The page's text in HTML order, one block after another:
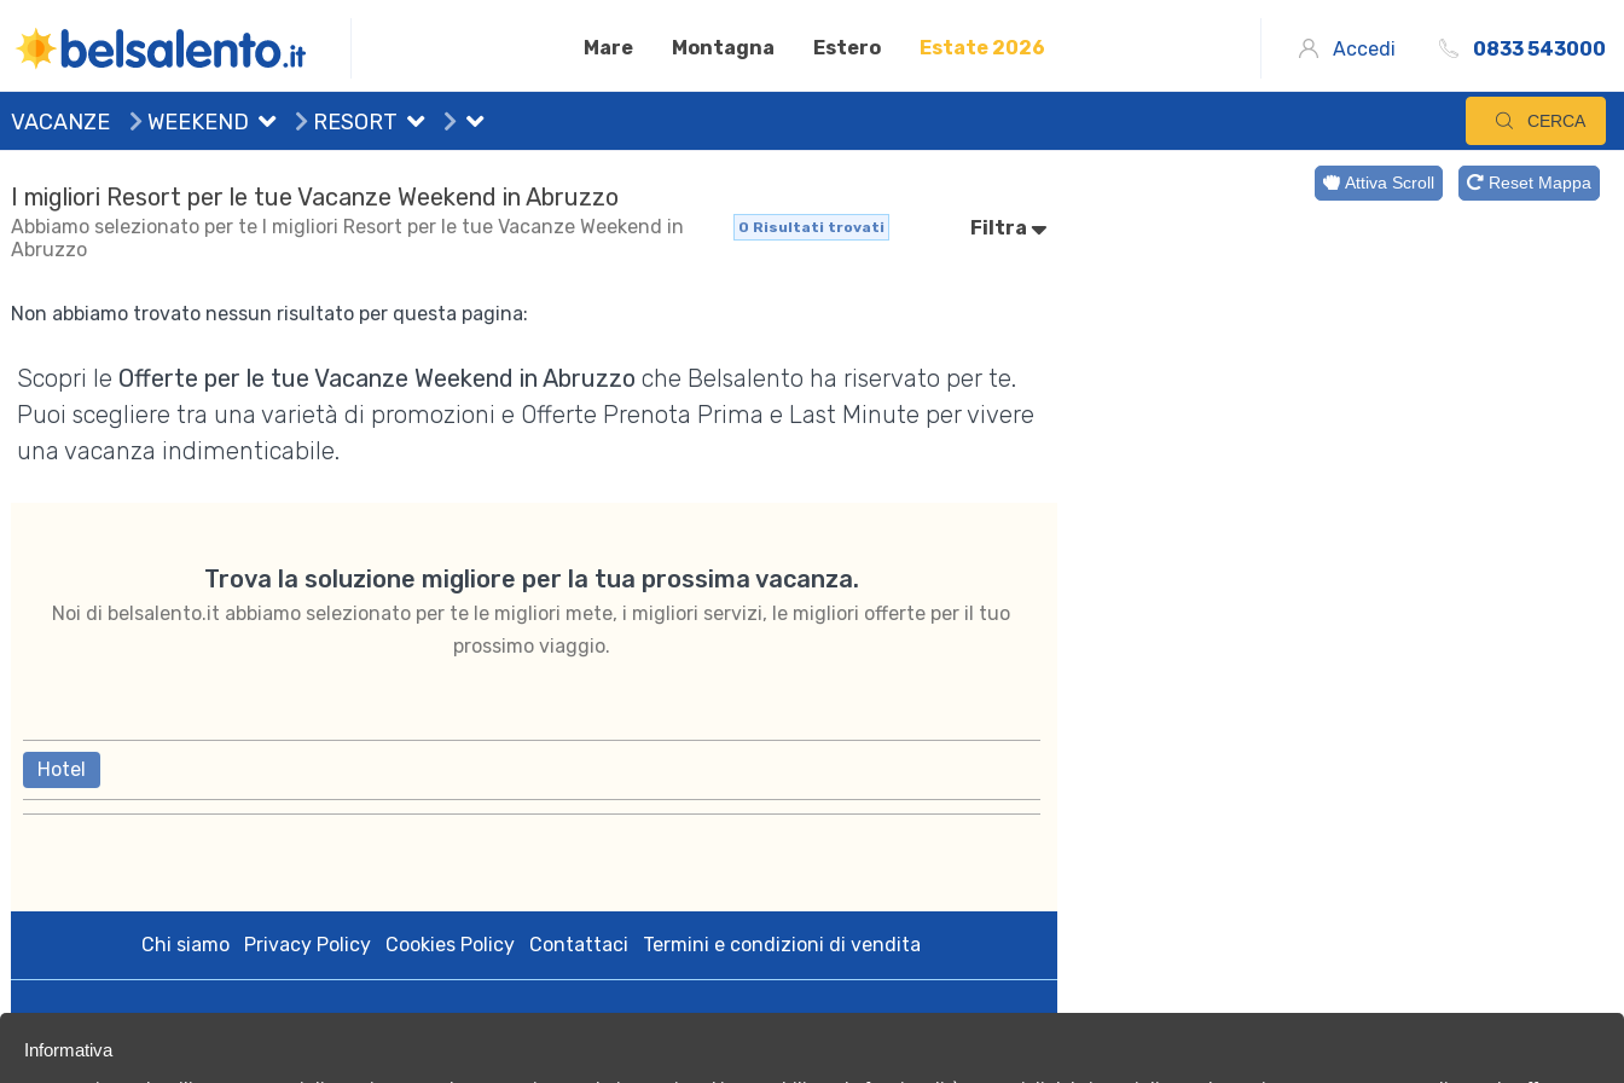
Mare Montagna Estero Estate 2026 Accedi 0833 543000
VACANZE WEEKEND RESORT CERCA
I migliori Resort per le tue Vacanze Weekend in Abruzzo
Abbiamo selezionato per te I migliori Resort per le tue Vacanze Weekend in
Abruzzo
0 Risultati trovati Filtra
Non abbiamo trovato nessun risultato per questa pagina:
Scopri le Offerte per le tue Vacanze Weekend in Abruzzo che Belsalento ha riservato per te.
Puoi scegliere tra una varietà di promozioni e Offerte Prenota Prima e Last Minute per vivere
una vacanza indimenticabile.
Trova la soluzione migliore per la tua prossima vacanza.
Noi di belsalento.it abbiamo selezionato per te le migliori mete, i migliori servizi, le migliori offerte per il tuo
prossimo viaggio.
Hotel
Chi siamo Privacy Policy Cookies Policy Contattaci Termini e condizioni di vendita
licenza amministrativa n.0079508 del 27/10/2020; Registro Imprese CCIAA di Lecce n. 05108640755 - Numero REA: LE - 342564;
Attiva Scroll Reset Mappa
Informativa